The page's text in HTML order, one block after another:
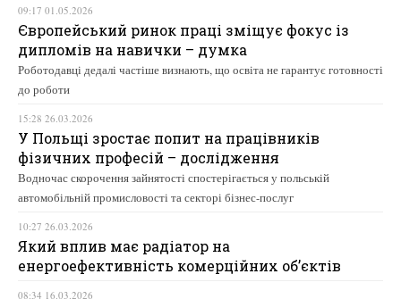
09:17 01.05.2026
Європейський ринок праці зміщує фокус із
дипломів на навички – думка
Роботодавці дедалі частіше визнають, що освіта не гарантує готовності
до роботи
15:28 26.03.2026
У Польщі зростає попит на працівників
фізичних професій – дослідження
Водночас скорочення зайнятості спостерігається у польській
автомобільній промисловості та секторі бізнес-послуг
10:27 26.03.2026
Який вплив має радіатор на
енергоефективність комерційних об’єктів
08:34 16.03.2026